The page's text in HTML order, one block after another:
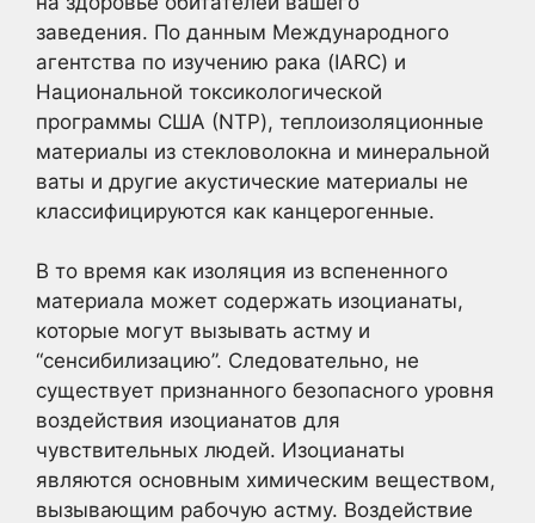
заведения. По данным Международного
агентства по изучению рака (IARC) и
Национальной токсикологической
программы США (NTP), теплоизоляционные
материалы из стекловолокна и минеральной
ваты и другие акустические материалы не
классифицируются как канцерогенные.
В то время как изоляция из вспененного
материала может содержать изоцианаты,
которые могут вызывать астму и
“сенсибилизацию”. Следовательно, не
существует признанного безопасного уровня
воздействия изоцианатов для
чувствительных людей. Изоцианаты
являются основным химическим веществом,
вызывающим рабочую астму. Воздействие